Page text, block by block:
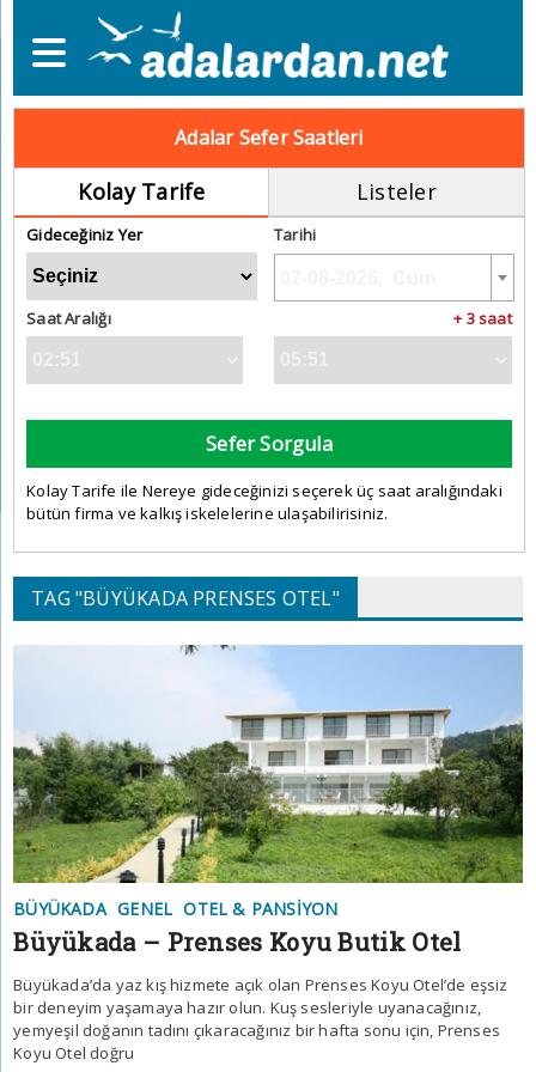
Adalar Sefer Saatleri
Kolay Tarife Listeler
Gideceğiniz Yer Tarihi
Saat Aralığı + 3 saat
Sefer Sorgula
Kolay Tarife ile Nereye gideceğinizi seçerek üç saat aralığındaki
bütün firma ve kalkış iskelelerine ulaşabilirisiniz.
TAG "BÜYÜKADA PRENSES OTEL"
BÜYÜKADA GENEL OTEL & PANSIYON
Büyükada – Prenses Koyu Butik Otel
Büyükada’da yaz kış hizmete açık olan Prenses Koyu Otel’de eşsiz
bir deneyim yaşamaya hazır olun. Kuş sesleriyle uyanacağınız,
yemyeşil doğanın tadını çıkaracağınız bir hafta sonu için, Prenses
Koyu Otel doğru